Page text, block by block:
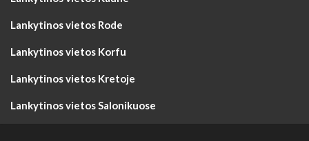
Lankytinos vietos Rode
Lankytinos vietos Korfu
Lankytinos vietos Kretoje
Lankytinos vietos Salonikuose